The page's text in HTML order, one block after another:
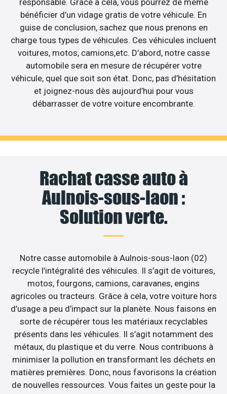
bénéficier d’un vidage gratis de votre véhicule. En
guise de conclusion, sachez que nous prenons en
charge tous types de véhicules. Ces véhicules incluent
voitures, motos, camions,etc. D’abord, notre casse
automobile sera en mesure de récupérer votre
véhicule, quel que soit son état. Donc, pas d’hésitation
et joignez-nous dès aujourd’hui pour vous
débarrasser de votre voiture encombrante.
Rachat casse auto à
Aulnois-sous-laon :
Solution verte.
Notre casse automobile à Aulnois-sous-laon (02)
recycle l’intégralité des véhicules. Il s’agit de voitures,
motos, fourgons, camions, caravanes, engins
agricoles ou tracteurs. Grâce à cela, votre voiture hors
d’usage a peu d’impact sur la planète. Nous faisons en
sorte de récupérer tous les matériaux recyclables
présents dans les véhicules. Il s’agit notamment des
métaux, du plastique et du verre. Nous contribuons à
minimiser la pollution en transformant les déchets en
matières premières. Donc, nous favorisons la création
de nouvelles ressources. Vous faites un geste pour la